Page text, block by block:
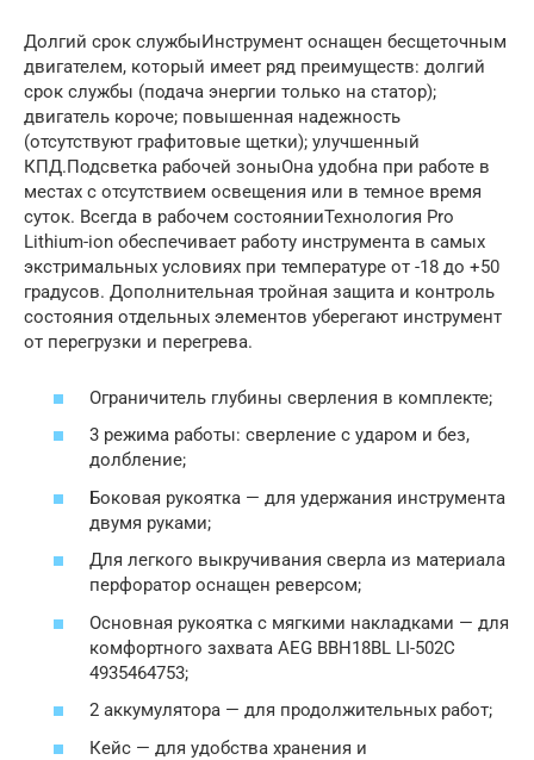
Долгий срок службыИнструмент оснащен бесщеточным
двигателем, который имеет ряд преимуществ: долгий
срок службы (подача энергии только на статор);
двигатель короче; повышенная надежность
(отсутствуют графитовые щетки); улучшенный
КПД.Подсветка рабочей зоныОна удобна при работе в
местах с отсутствием освещения или в темное время
суток. Всегда в рабочем состоянииТехнология Pro
Lithium-ion обеспечивает работу инструмента в самых
экстримальных условиях при температуре от -18 до +50
градусов. Дополнительная тройная защита и контроль
состояния отдельных элементов уберегают инструмент
от перегрузки и перегрева.
Ограничитель глубины сверления в комплекте;
3 режима работы: сверление с ударом и без,
долбление;
Боковая рукоятка — для удержания инструмента
двумя руками;
Для легкого выкручивания сверла из материала
перфоратор оснащен реверсом;
Основная рукоятка с мягкими накладками — для
комфортного захвата AEG BBH18BL LI-502C
4935464753;
2 аккумулятора — для продолжительных работ;
Кейс — для удобства хранения и